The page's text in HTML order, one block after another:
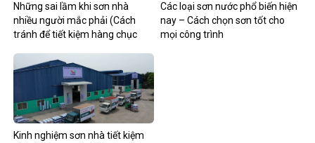
Những sai lầm khi sơn nhà
nhiều người mắc phải (Cách
tránh để tiết kiệm hàng chục
Các loại sơn nước phổ biến hiện
nay – Cách chọn sơn tốt cho
mọi công trình
Kinh nghiệm sơn nhà tiết kiệm